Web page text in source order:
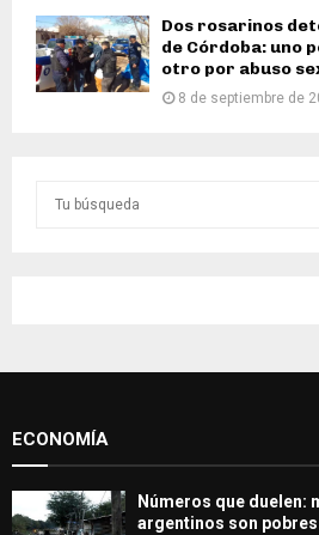
Dos rosarinos
de Córdoba: uno
otro por abuso
8 de septiembre de
o
ECONOMÍA
Números que duelen:
argentinos son pobres